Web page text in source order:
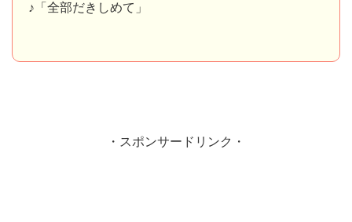
♪「全部だきしめて」
・スポンサードリンク・